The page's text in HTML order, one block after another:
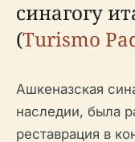
синагогу
(Turismo
Ашкеназская
наследии, была
реставрация в